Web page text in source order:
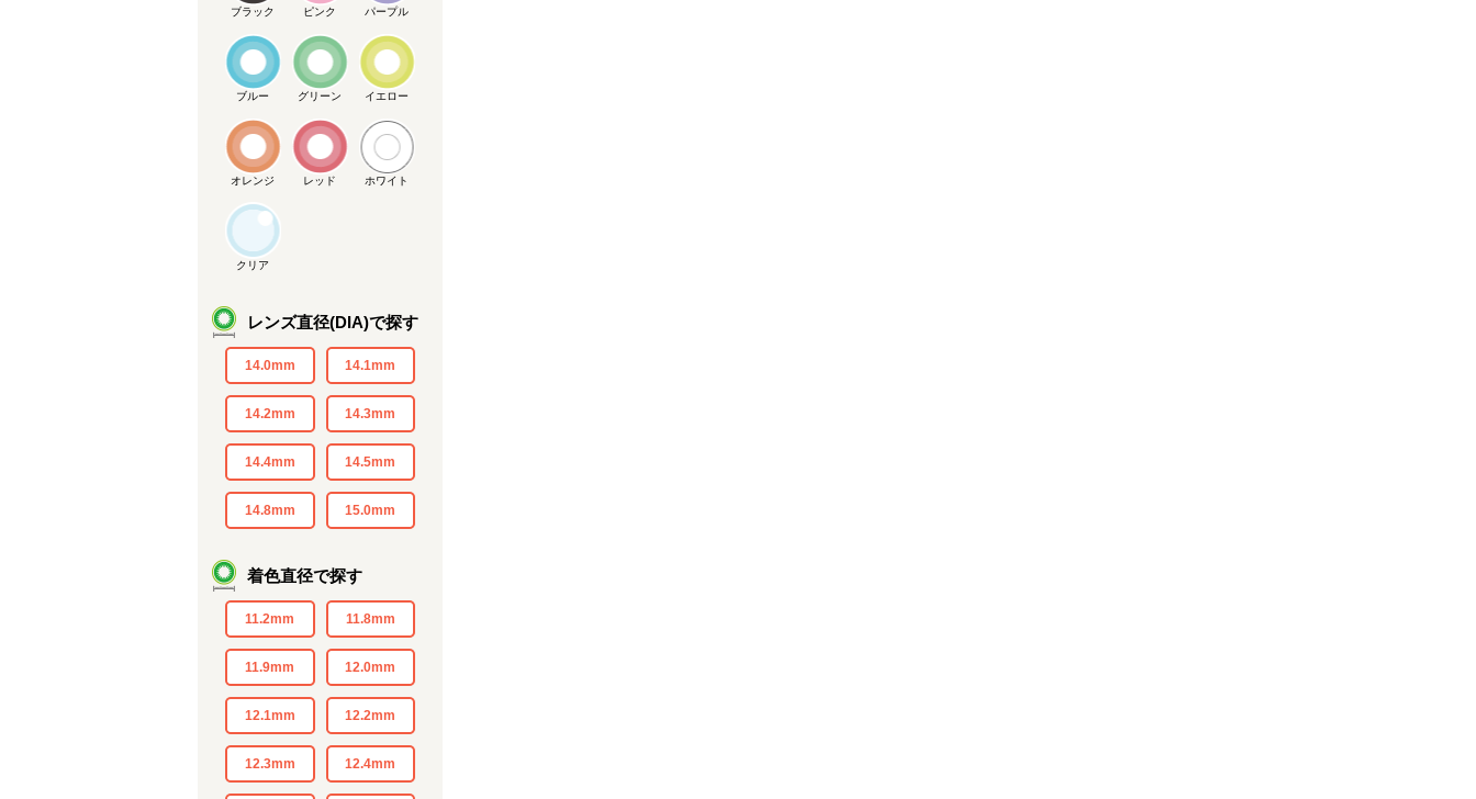
ブラック ピンク パープル
ブルー グリーン イエロー
オレンジ レッド ホワイト
クリア
レンズ直径(DIA)で探す
14.0mm 14.1mm
14.2mm 14.3mm
14.4mm 14.5mm
14.8mm 15.0mm
着色直径で探す
11.2mm 11.8mm
11.9mm 12.0mm
12.1mm 12.2mm
12.3mm 12.4mm